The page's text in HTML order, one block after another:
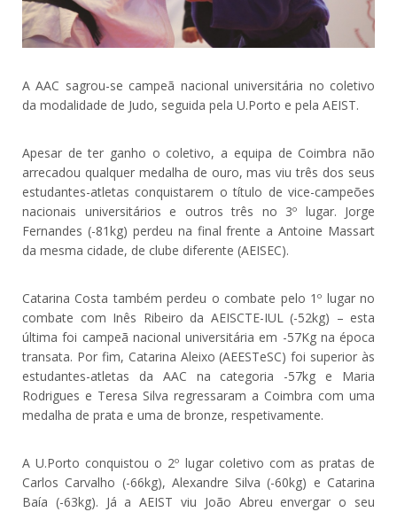
A AAC sagrou-se campeã nacional universitária no coletivo
da modalidade de Judo, seguida pela U.Porto e pela AEIST.
Apesar de ter ganho o coletivo, a equipa de Coimbra não
arrecadou qualquer medalha de ouro, mas viu três dos seus
estudantes-atletas conquistarem o título de vice-campeões
nacionais universitários e outros três no 3º lugar. Jorge
Fernandes (-81kg) perdeu na final frente a Antoine Massart
da mesma cidade, de clube diferente (AEISEC).
Catarina Costa também perdeu o combate pelo 1º lugar no
combate com Inês Ribeiro da AEISCTE-IUL (-52kg) – esta
última foi campeã nacional universitária em -57Kg na época
transata. Por fim, Catarina Aleixo (AEESTeSC) foi superior às
estudantes-atletas da AAC na categoria -57kg e Maria
Rodrigues e Teresa Silva regressaram a Coimbra com uma
medalha de prata e uma de bronze, respetivamente.
A U.Porto conquistou o 2º lugar coletivo com as pratas de
Carlos Carvalho (-66kg), Alexandre Silva (-60kg) e Catarina
Baía (-63kg). Já a AEIST viu João Abreu envergar o seu